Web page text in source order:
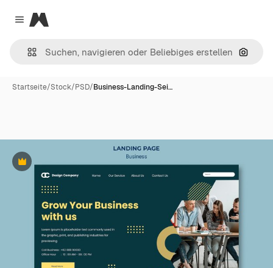
Close menu
Magnific
Nach
Startseite/Stock/PSD/Business-Landing-Sei…
Premium